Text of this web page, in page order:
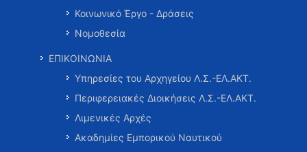
Κοινωνικό Έργο - Δράσεις
Νομοθεσία
ΕΠΙΚΟΙΝΩΝΙΑ
Υπηρεσίες του Αρχηγείου Λ.Σ.-ΕΛ.ΑΚΤ.
Περιφερειακές Διοικήσεις Λ.Σ.-ΕΛ.ΑΚΤ.
Λιμενικές Αρχές
Ακαδημίες Εμπορικού Ναυτικού